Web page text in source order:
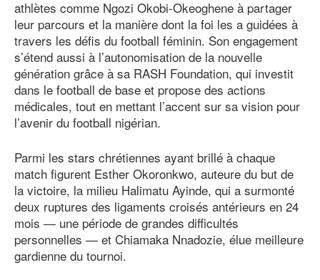
athlètes comme Ngozi Okobi-Okeoghene à partager
leur parcours et la manière dont la foi les a guidées à
travers les défis du football féminin. Son engagement
s’étend aussi à l’autonomisation de la nouvelle
génération grâce à sa RASH Foundation, qui investit
dans le football de base et propose des actions
médicales, tout en mettant l’accent sur sa vision pour
l’avenir du football nigérian.
Parmi les stars chrétiennes ayant brillé à chaque
match figurent Esther Okoronkwo, auteure du but de
la victoire, la milieu Halimatu Ayinde, qui a surmonté
deux ruptures des ligaments croisés antérieurs en 24
mois — une période de grandes difficultés
personnelles — et Chiamaka Nnadozie, élue meilleure
gardienne du tournoi.